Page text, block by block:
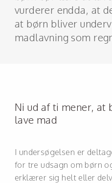
vurderer endda, at
at børn bliver
madlavning som
Ni ud af ti mener,
lave mad
I undersøgelsen er
for tre udsagn om børn
erklærer sig helt eller